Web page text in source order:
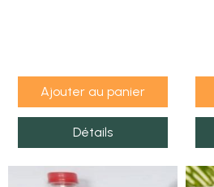
Ajouter au panier
Détails